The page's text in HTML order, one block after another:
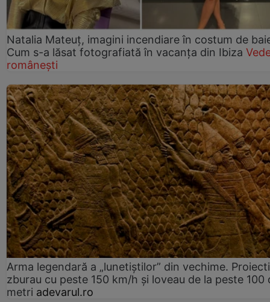
Natalia Mateuț, imagini incendiare în costum de
Cum s-a lăsat fotografiată în vacanța din Ibiza
românești
Arma legendară a „lunetiștilor” din vechime.
zburau cu peste 150 km/h și loveau de la peste 100
metri adevarul.ro